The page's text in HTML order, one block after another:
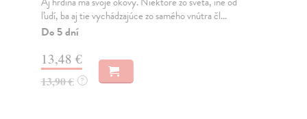
ľudí, ba aj tie vychádzajúce zo samého vnútra čl...
Do 5 dní
13,48 €
13,90 € ?